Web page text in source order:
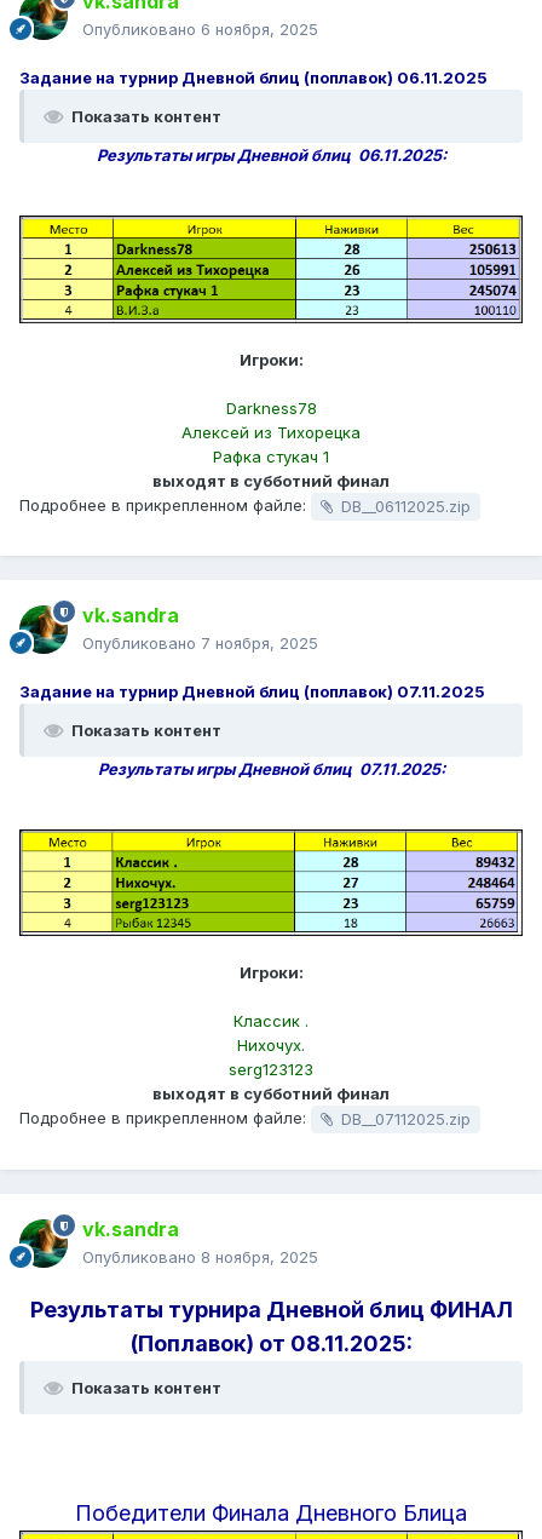
Опубликовано 6 ноября, 2025
Задание на турнир Дневной блиц (поплавок) 06.11.2025
Показать контент
Результаты игры Дневной блиц 06.11.2025:
Игроки:
Darkness78
Алексей из Тихорецка
Рафка стукач 1
выходят в субботний финал
Подробнее в прикрепленном файле:
DB__06112025.zip
vk.sandra
Опубликовано 7 ноября, 2025
Задание на турнир Дневной блиц (поплавок) 07.11.2025
Показать контент
Результаты игры Дневной блиц 07.11.2025:
Игроки:
Классик .
Нихочух.
serg123123
выходят в субботний финал
Подробнее в прикрепленном файле:
DB__07112025.zip
vk.sandra
Опубликовано 8 ноября, 2025
Результаты турнира Дневной блиц ФИНАЛ
(Поплавок) от 08.11.2025:
Показать контент
Победители Финала Дневного Блица